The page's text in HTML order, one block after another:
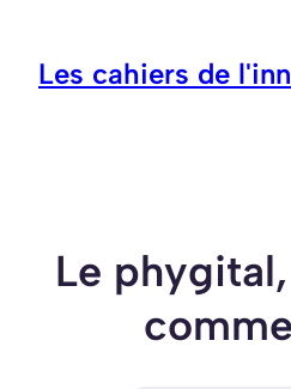
contenu
Les cahiers de
Le